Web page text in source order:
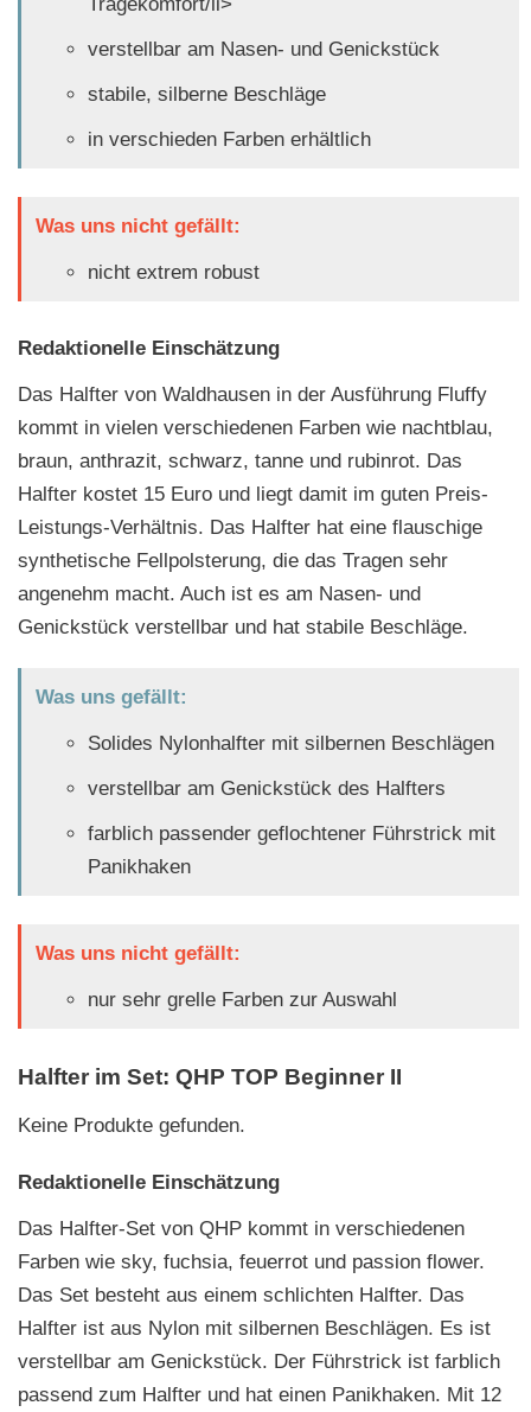
verstellbar am Nasen- und Genickstück
stabile, silberne Beschläge
in verschieden Farben erhältlich
Was uns nicht gefällt:
nicht extrem robust
Redaktionelle Einschätzung
Das Halfter von Waldhausen in der Ausführung Fluffy
kommt in vielen verschiedenen Farben wie nachtblau,
braun, anthrazit, schwarz, tanne und rubinrot. Das
Halfter kostet 15 Euro und liegt damit im guten Preis-
Leistungs-Verhältnis. Das Halfter hat eine flauschige
synthetische Fellpolsterung, die das Tragen sehr
angenehm macht. Auch ist es am Nasen- und
Genickstück verstellbar und hat stabile Beschläge.
Was uns gefällt:
Solides Nylonhalfter mit silbernen Beschlägen
verstellbar am Genickstück des Halfters
farblich passender geflochtener Führstrick mit
Panikhaken
Was uns nicht gefällt:
nur sehr grelle Farben zur Auswahl
Halfter im Set: QHP TOP Beginner II
Keine Produkte gefunden.
Redaktionelle Einschätzung
Das Halfter-Set von QHP kommt in verschiedenen
Farben wie sky, fuchsia, feuerrot und passion flower.
Das Set besteht aus einem schlichten Halfter. Das
Halfter ist aus Nylon mit silbernen Beschlägen. Es ist
verstellbar am Genickstück. Der Führstrick ist farblich
passend zum Halfter und hat einen Panikhaken. Mit 12